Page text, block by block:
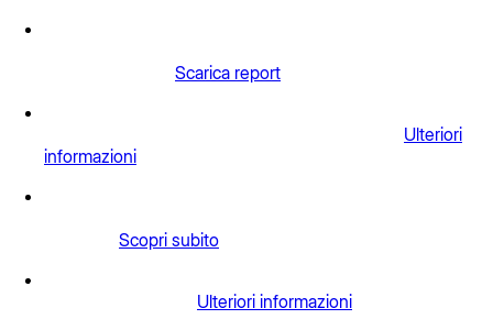
Scarica report
Ulteriori
informazioni
Scopri subito
Ulteriori informazioni